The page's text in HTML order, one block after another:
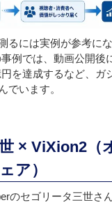
るには実例が参考に
例では、動画公開後
を達成するなど、ガ
でいます。
× ViXion2（
ア）
のセゴリータ三世さ